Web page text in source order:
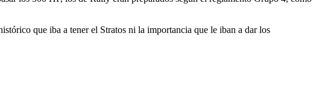
que iba a tener el Stratos ni la importancia que le iban a dar los